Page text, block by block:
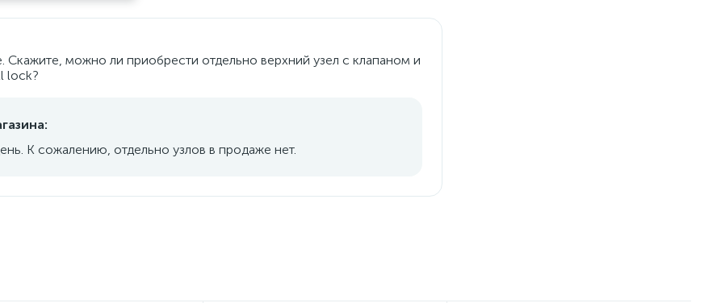
Скажите, можно ли приобрести отдельно верхний узел с клапаном и
lock?
К сожалению, отдельно узлов в продаже нет.